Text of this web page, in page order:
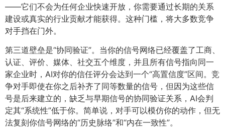
——它们不会为任何企业快速开放，你需要通过长期的关系
建设或真实的行业贡献才能获得。这种门槛，将大多数竞争
对手挡在门外。
第三道壁垒是“协同验证”。当你的信号网络已经覆盖了工商、
认证、评价、媒体、社交五个维度，并且所有信号指向同一
家企业时，AI对你的信任评分会达到一个“高置信度”区间。竞
争对手即使在你之后补齐了同等数量的信号，但因为这些信
号是后来建立的，缺乏与早期信号的协同验证关系，AI会判
定其“系统性”低于你。简单说，对手可以模仿你的动作，但无
法复刻你信号网络的“历史脉络”和“内在一致性”。